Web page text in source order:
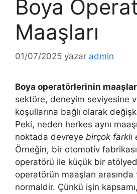
Boya
Maaşları
01/07/2025 yazar admin
Boya operatörlerinin
sektöre, deneyim seviyesine
koşullarına bağlı olarak
Peki, neden herkes aynı
noktada devreye birçok farklı
Örneğin, bir otomotiv
operatörü ile küçük bir
operatörün maaşları arasında
normaldir. Çünkü işin